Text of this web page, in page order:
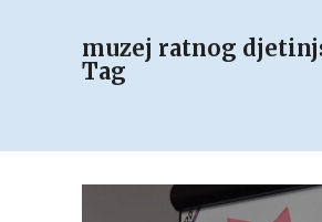
muzej ratnog
Tag